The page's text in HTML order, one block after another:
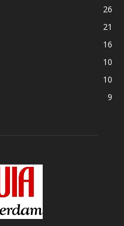
26
21
16
10
10
9